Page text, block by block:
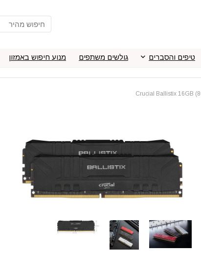
טיפים והסברים גולשים משתפים מנוע חיפוש באמזון